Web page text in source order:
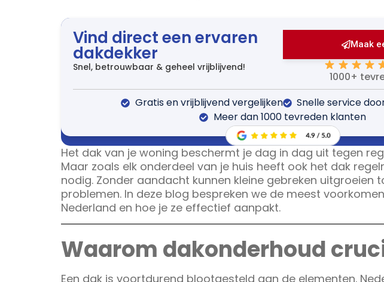
Vind direct een ervaren
dakdekker
Snel, betrouwbaar & geheel vrijblijvend!
Maak
1000+
Gratis en vrijblijvend vergelijken
Snelle service
Meer dan 1000 tevreden klanten
Het dak van je woning beschermt je dag in dag uit tegen
Maar zoals elk onderdeel van je huis heeft ook het dak
nodig. Zonder aandacht kunnen kleine gebreken uitgroeien
problemen. In deze blog bespreken we de meest
Nederland en hoe je ze effectief aanpakt.
Waarom dakonderhoud
Een dak is voortdurend blootgesteld aan de elementen.